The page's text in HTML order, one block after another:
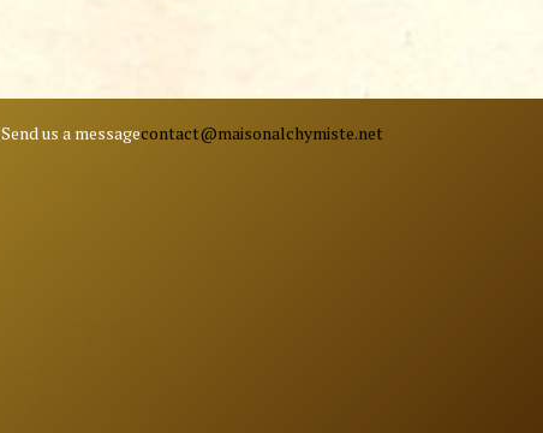
Send us a messagecontact@maisonalchymiste.net